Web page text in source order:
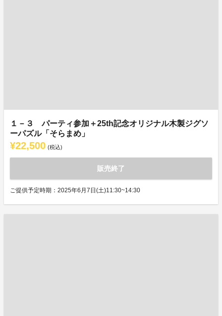
１－３ パーティ参加＋25th記念オリジナル木製ジグソ
ーパズル「そらまめ」
¥22,500 (税込)
販売終了
ご提供予定時期：2025年6月7日(土)11:30~14:30